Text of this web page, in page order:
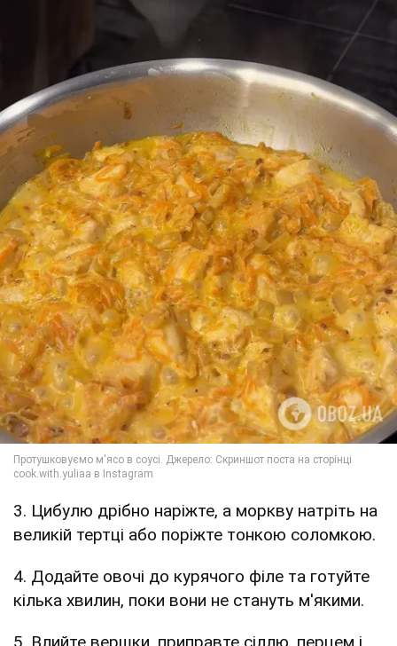
3. Цибулю дрібно наріжте, а моркву натріть на
великій тертці або поріжте тонкою соломкою.
4. Додайте овочі до курячого філе та готуйте
кілька хвилин, поки вони не стануть м'якими.